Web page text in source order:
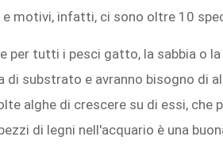
motivi, infatti, ci sono oltre 10
per tutti i pesci gatto, la sabbia o
di substrato e avranno bisogno di
alghe di crescere su di essi, che
di legni nell'acquario è una